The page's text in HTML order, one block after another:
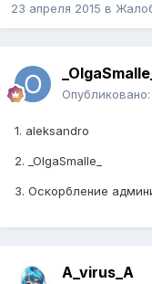
23 апреля 2015 в
_OlgaSmalle_
Опубликовано:
1. aleksandro
2. _OlgaSmalle_
3. Оскорбление
A_virus_A